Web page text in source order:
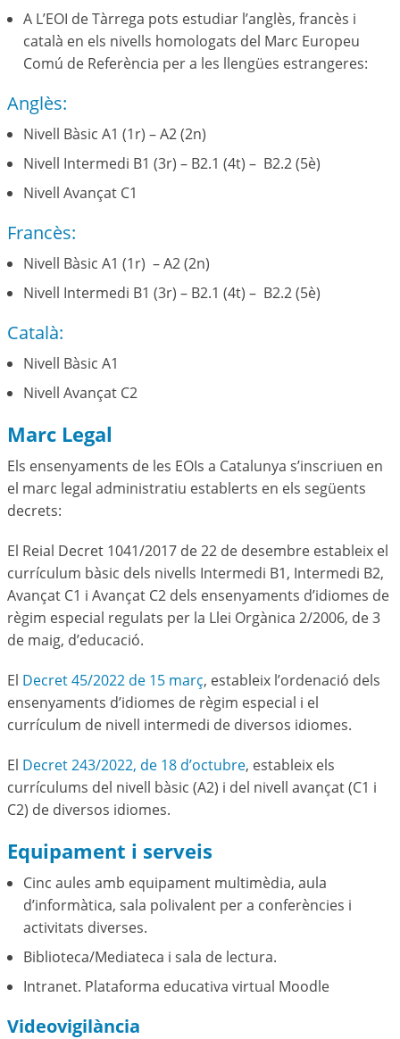
A L’EOI de Tàrrega pots estudiar l’anglès, francès i
català en els nivells homologats del Marc Europeu
Comú de Referència per a les llengües estrangeres:
Anglès:
Nivell Bàsic A1 (1r) – A2 (2n)
Nivell Intermedi B1 (3r) – B2.1 (4t) – B2.2 (5è)
Nivell Avançat C1
Francès:
Nivell Bàsic A1 (1r) – A2 (2n)
Nivell Intermedi B1 (3r) – B2.1 (4t) – B2.2 (5è)
Català:
Nivell Bàsic A1
Nivell Avançat C2
Marc Legal
Els ensenyaments de les EOIs a Catalunya s’inscriuen en
el marc legal administratiu establerts en els següents
decrets:
El Reial Decret 1041/2017 de 22 de desembre estableix el
currículum bàsic dels nivells Intermedi B1, Intermedi B2,
Avançat C1 i Avançat C2 dels ensenyaments d’idiomes de
règim especial regulats per la Llei Orgànica 2/2006, de 3
de maig, d’educació.
El Decret 45/2022 de 15 març, estableix l’ordenació dels
ensenyaments d’idiomes de règim especial i el
currículum de nivell intermedi de diversos idiomes.
El Decret 243/2022, de 18 d’octubre, estableix els
currículums del nivell bàsic (A2) i del nivell avançat (C1 i
C2) de diversos idiomes.
Equipament i serveis
Cinc aules amb equipament multimèdia, aula
d’informàtica, sala polivalent per a conferències i
activitats diverses.
Biblioteca/Mediateca i sala de lectura.
Intranet. Plataforma educativa virtual Moodle
Videovigilància